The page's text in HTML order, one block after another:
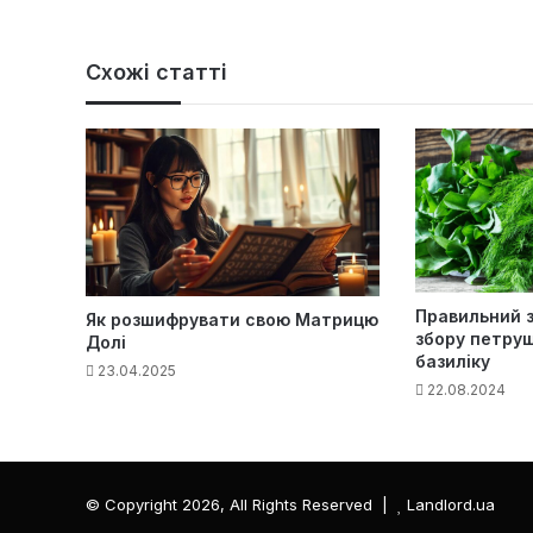
Схожі статті
Як розшифрувати свою Матрицю
Долі
23.04.2025
Правильний
збору
базиліку
22.08.2024
© Copyright 2026, All Rights Reserved | Landlord.ua